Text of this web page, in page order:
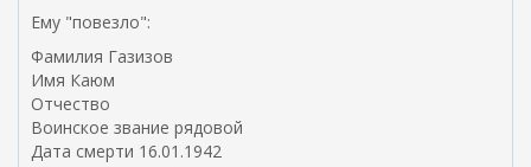
я
я
Ему "повезло":
Фамилия Газизов
Имя Каюм
Отчество
Воинское звание рядовой
Дата смерти 16.01.1942